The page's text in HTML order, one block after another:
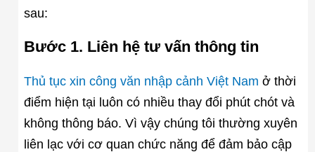
sau:
Bước 1. Liên hệ tư vấn thông tin
Thủ tục xin công văn nhập cảnh Việt Nam ở thời
điểm hiện tại luôn có nhiều thay đổi phút chót và
không thông báo. Vì vậy chúng tôi thường xuyên
liên lạc với cơ quan chức năng để đảm bảo cập